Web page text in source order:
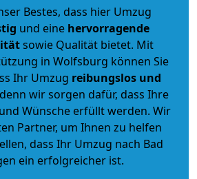
Bestes, dass hier Umzug
und eine hervorragende
sowie Qualität bietet. Mit
in Wolfsburg können Sie
Ihr Umzug reibungslos und
wir sorgen dafür, dass Ihre
Wünsche erfüllt werden. Wir
Partner, um Ihnen zu helfen
dass Ihr Umzug nach Bad
ein erfolgreicher ist.